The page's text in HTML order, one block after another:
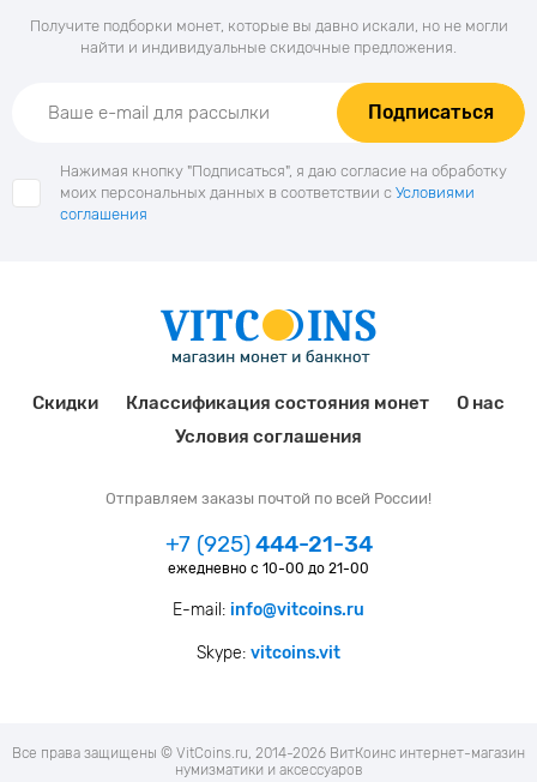
Получите подборки монет, которые вы давно искали, но не могли
найти и индивидуальные скидочные предложения.
Подписаться
Нажимая кнопку "Подписаться", я даю согласие на обработку
моих персональных данных в соответствии с Условиями
соглашения
Скидки Классификация состояния монет
О нас
Условия соглашения
Отправляем заказы почтой по всей России!
+7 (925)444-21-34
ежедневно с 10-00 до 21-00
E-mail: info@vitcoins.ru
Skype: vitcoins.vit
Все права защищены © VitCoins.ru, 2014-2026 ВитКоинс интернет-магазин
нумизматики и аксессуаров